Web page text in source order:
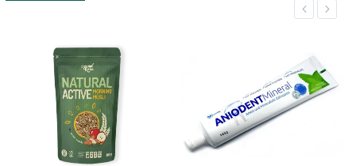
Previous
Next